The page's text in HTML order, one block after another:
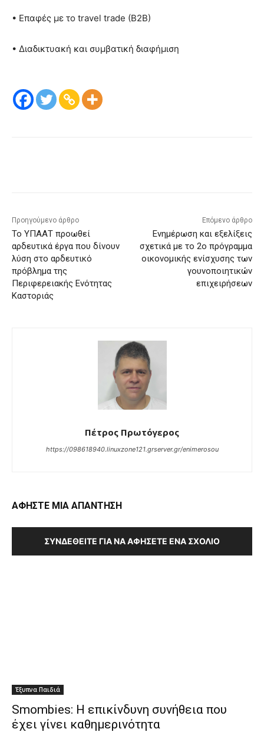
• Επαφές με το travel trade (B2B)
• Διαδικτυακή και συμβατική διαφήμιση
Προηγούμενο άρθρο
Το ΥΠΑΑΤ προωθεί
αρδευτικά έργα που δίνουν
λύση στο αρδευτικό
πρόβλημα της
Περιφερειακής Ενότητας
Καστοριάς
Επόμενο άρθρο
Ενημέρωση και εξελίξεις
σχετικά με το 2ο πρόγραμμα
οικονομικής ενίσχυσης των
γουνοποιητικών
επιχειρήσεων
Πέτρος Πρωτόγερος
https://098618940.linuxzone121.grserver.gr/enimerosou
ΑΦΗΣΤΕ ΜΙΑ ΑΠΑΝΤΗΣΗ
ΣΥΝΔΕΘΕΊΤΕ ΓΙΑ ΝΑ ΑΦΉΣΕΤΕ ΈΝΑ ΣΧΌΛΙΟ
Έξυπνα Παιδιά
Smombies: Η επικίνδυνη συνήθεια που
έχει γίνει καθημερινότητα